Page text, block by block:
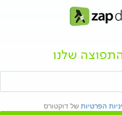
שלנו
הפרטיות של דוקטורס